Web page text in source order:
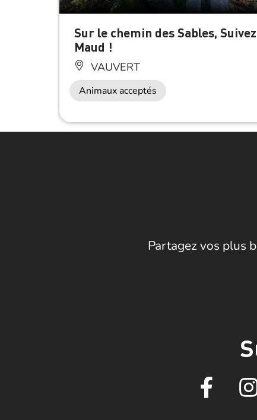
Sur le chemin des Sables, Suivez
Maud !
VAUVERT
Animaux acceptés
Partagez vos plus